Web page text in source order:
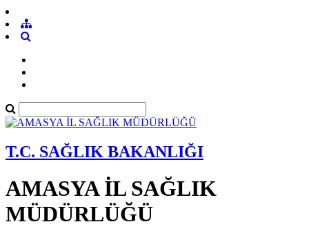
T.C. SAĞLIK BAKANLIĞI
AMASYA İL SAĞLIK
MÜDÜRLÜĞÜ